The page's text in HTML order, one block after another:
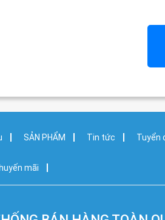
SẢN PHẨM Tin tức Tuyển
mãi